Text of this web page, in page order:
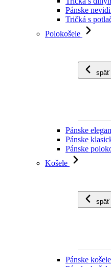
Pánske
Tričká s
Polokošele
späť
Pánske
Pánske
Pánske
Košele
späť
Pánske